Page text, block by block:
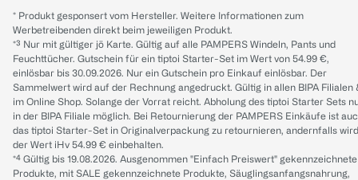
* Produkt gesponsert vom Hersteller. Weitere Informationen zum
Werbetreibenden direkt beim jeweiligen Produkt.
*³ Nur mit gültiger jö Karte. Gültig auf alle PAMPERS Windeln, Pants und
Feuchttücher. Gutschein für ein tiptoi Starter-Set im Wert von 54.99 €,
einlösbar bis 30.09.2026. Nur ein Gutschein pro Einkauf einlösbar. Der
Sammelwert wird auf der Rechnung angedruckt. Gültig in allen BIPA Filialen
im Online Shop. Solange der Vorrat reicht. Abholung des tiptoi Starter Sets
in der BIPA Filiale möglich. Bei Retournierung der PAMPERS Einkäufe ist
das tiptoi Starter-Set in Originalverpackung zu retournieren, andernfalls wird
der Wert iHv 54.99 € einbehalten.
*⁴ Gültig bis 19.08.2026. Ausgenommen "Einfach Preiswert" gekennzeichnete
Produkte, mit SALE gekennzeichnete Produkte, Säuglingsanfangsnahrung,